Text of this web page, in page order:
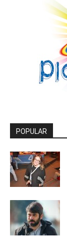
POPULAR